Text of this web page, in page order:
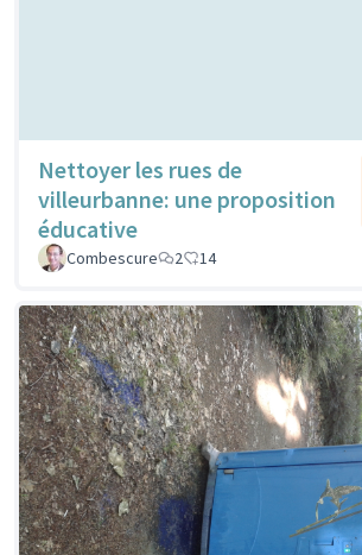
Nettoyer les rues de
villeurbanne: une proposition
éducative
Combescure 2 14